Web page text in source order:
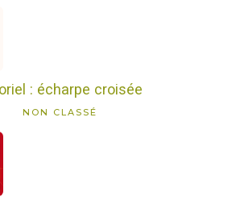
: écharpe croisée
NON CLASSÉ